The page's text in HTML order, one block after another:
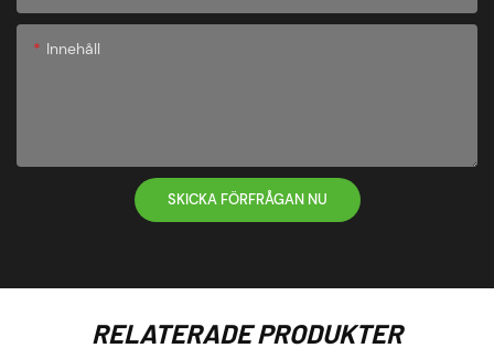
Innehåll
SKICKA FÖRFRÅGAN NU
RELATERADE PRODUKTER